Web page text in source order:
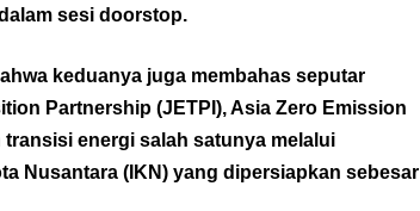
sesi doorstop.
keduanya juga membahas seputar
Partnership (JETPI), Asia Zero Emission
energi salah satunya melalui
Nusantara (IKN) yang dipersiapkan sebesar